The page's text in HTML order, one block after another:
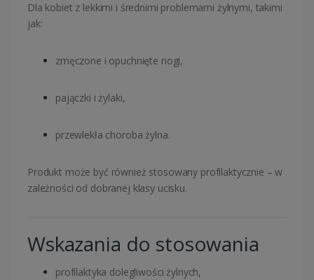
Dla kobiet z lekkimi i średnimi problemami żylnymi, takimi
jak:
zmęczone i opuchnięte nogi,
pajączki i żylaki,
przewlekła choroba żylna.
Produkt może być również stosowany profilaktycznie – w
zależności od dobranej klasy ucisku.
Wskazania do stosowania
profilaktyka dolegliwości żylnych,